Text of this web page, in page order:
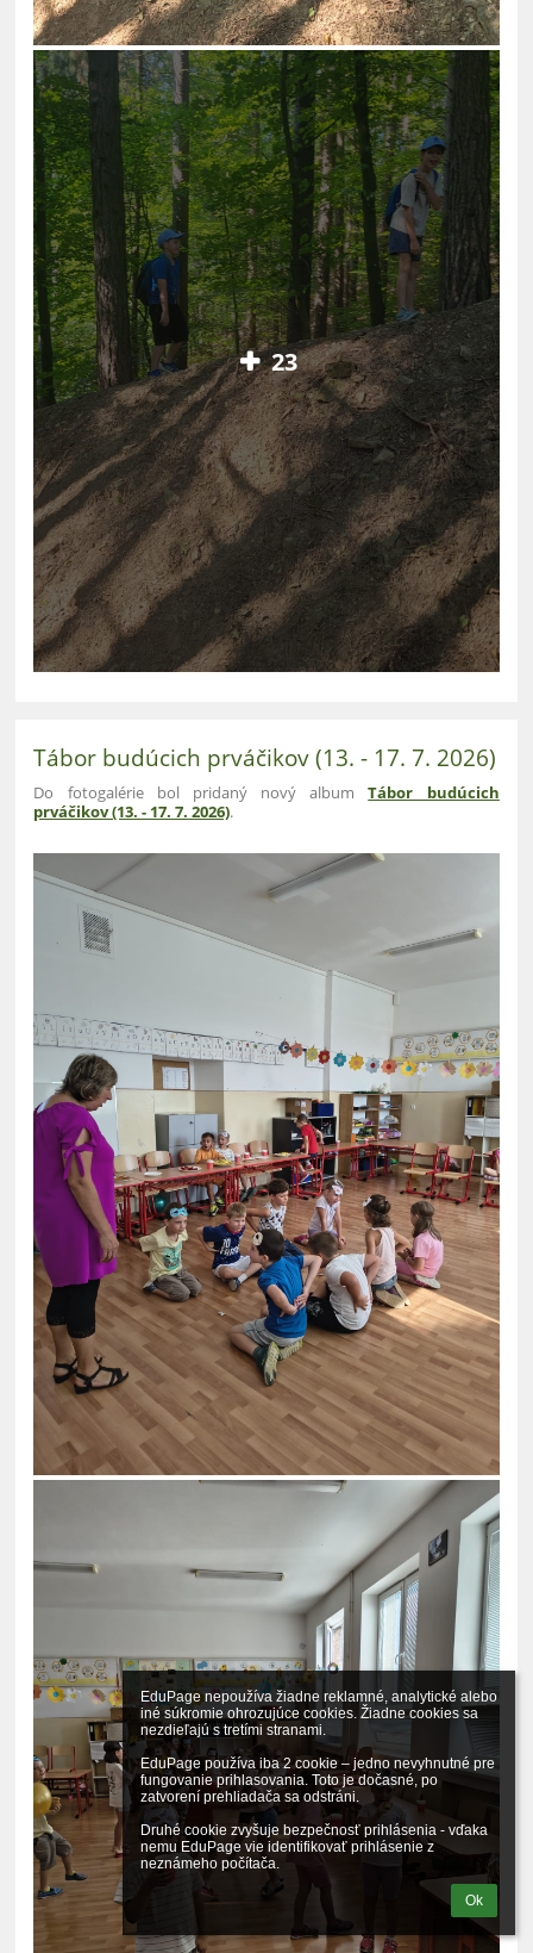
EduPage nepoužíva žiadne reklamné, analytické alebo
iné súkromie ohrozujúce cookies. Žiadne cookies sa
nezdieľajú s tretími stranami.
EduPage používa iba 2 cookie – jedno nevyhnutné pre
fungovanie prihlasovania. Toto je dočasné, po
zatvorení prehliadača sa odstráni.
Druhé cookie zvyšuje bezpečnosť prihlásenia - vďaka
nemu EduPage vie identifikovať prihlásenie z
neznámeho počítača.
Ok
23
Tábor budúcich prváčikov (13. - 17. 7. 2026)
Do fotogalérie bol pridaný nový albumTábor budúcich
prváčikov (13. - 17. 7. 2026).